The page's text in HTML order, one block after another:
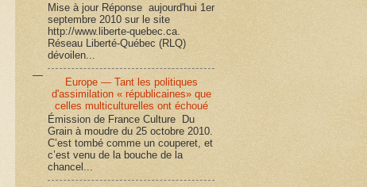
Mise à jour Réponse aujourd'hui 1er
septembre 2010 sur le site
http://www.liberte-quebec.ca.
Réseau Liberté-Québec (RLQ)
dévoilen...
Europe — Tant les politiques
d'assimilation « républicaines» que
celles multiculturelles ont échoué
Émission de France Culture Du
Grain à moudre du 25 octobre 2010.
C’est tombé comme un couperet, et
c’est venu de la bouche de la
chancel...